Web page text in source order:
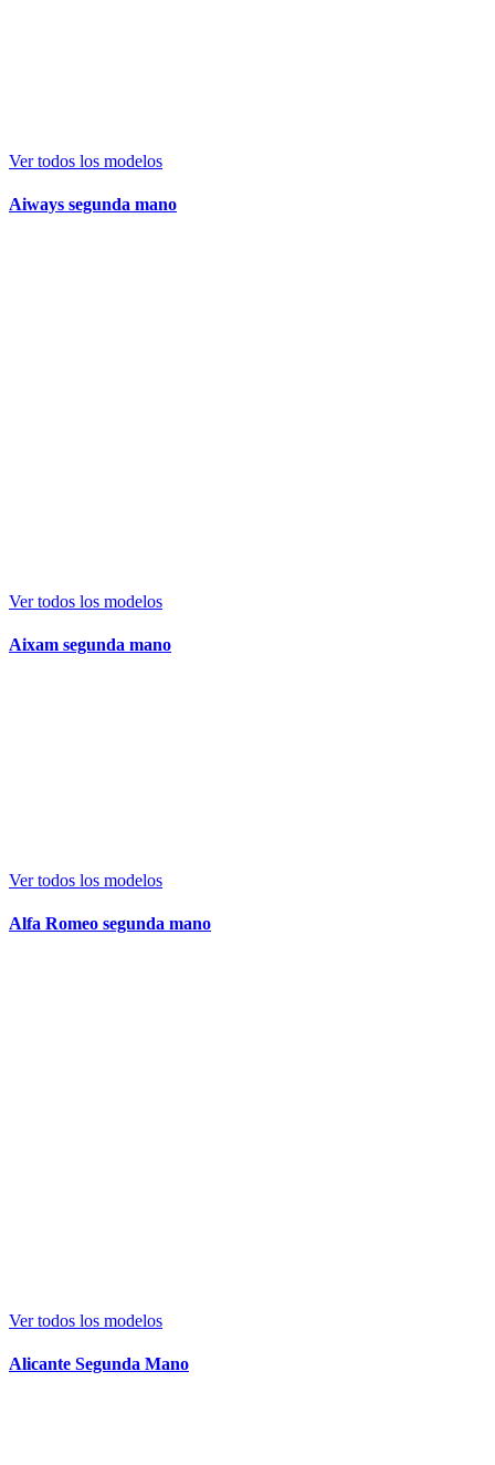
Ver todos los modelos
Aiways segunda mano
Ver todos los modelos
Aixam segunda mano
Ver todos los modelos
Alfa Romeo segunda mano
Ver todos los modelos
Alicante Segunda Mano